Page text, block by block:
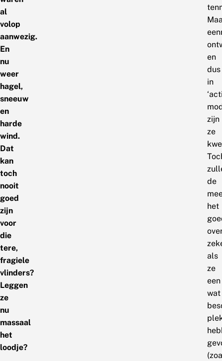
al
volop
aanwezig.
En
nu
weer
hagel,
sneeuw
en
harde
wind.
Dat
kan
toch
nooit
goed
zijn
voor
die
tere,
fragiele
vlinders?
Leggen
ze
nu
massaal
het
loodje?
en
dus
in
zijn
ze
de
het
als
ze
een
wat